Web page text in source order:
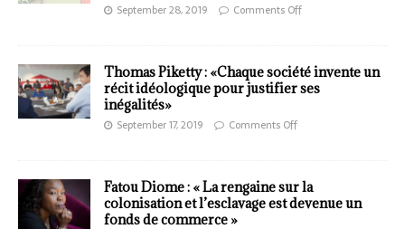
September 28, 2019 Comments Off
Thomas Piketty : «Chaque société invente un
récit idéologique pour justifier ses
inégalités»
September 17, 2019 Comments Off
Fatou Diome : « La rengaine sur la
colonisation et l’esclavage est devenue un
fonds de commerce »